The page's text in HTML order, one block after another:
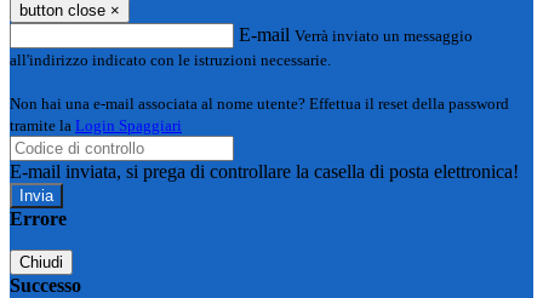
button close ×
E-mail Verrà inviato un messaggio
all'indirizzo indicato con le istruzioni necessarie.
Non hai una e-mail associata al nome utente? Effettua il reset della password
tramite la Login Spaggiari
E-mail inviata, si prega di controllare la casella di posta elettronica!
Errore
Chiudi
Successo